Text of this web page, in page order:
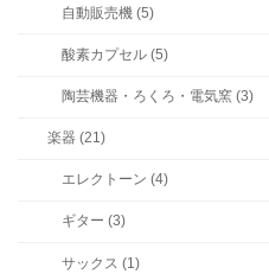
自動販売機 (5)
酸素カプセル (5)
陶芸機器・ろくろ・電気窯 (3)
楽器 (21)
エレクトーン (4)
ギター (3)
サックス (1)